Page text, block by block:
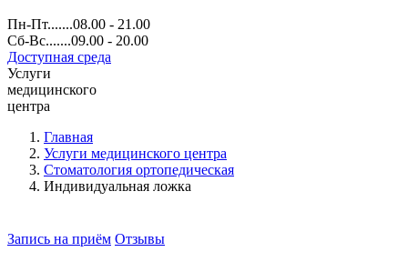
Пн-Пт.......08.00 - 21.00
Сб-Вс.......09.00 - 20.00
Доступная среда
Услуги
медицинского
центра
Главная
Услуги медицинского центра
Стоматология ортопедическая
Индивидуальная ложка
Запись на приём Отзывы